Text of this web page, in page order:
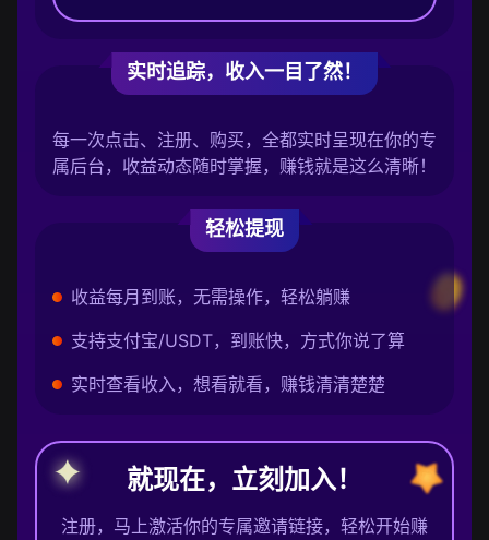
实时追踪，收入一目了然！
每一次点击、注册、购买，全都实时呈现在你的专
属后台，收益动态随时掌握，赚钱就是这么清晰！
轻松提现
收益每月到账，无需操作，轻松躺赚
支持支付宝/USDT，到账快，方式你说了算
实时查看收入，想看就看，赚钱清清楚楚
就现在，立刻加入！
注册，马上激活你的专属邀请链接，轻松开始赚